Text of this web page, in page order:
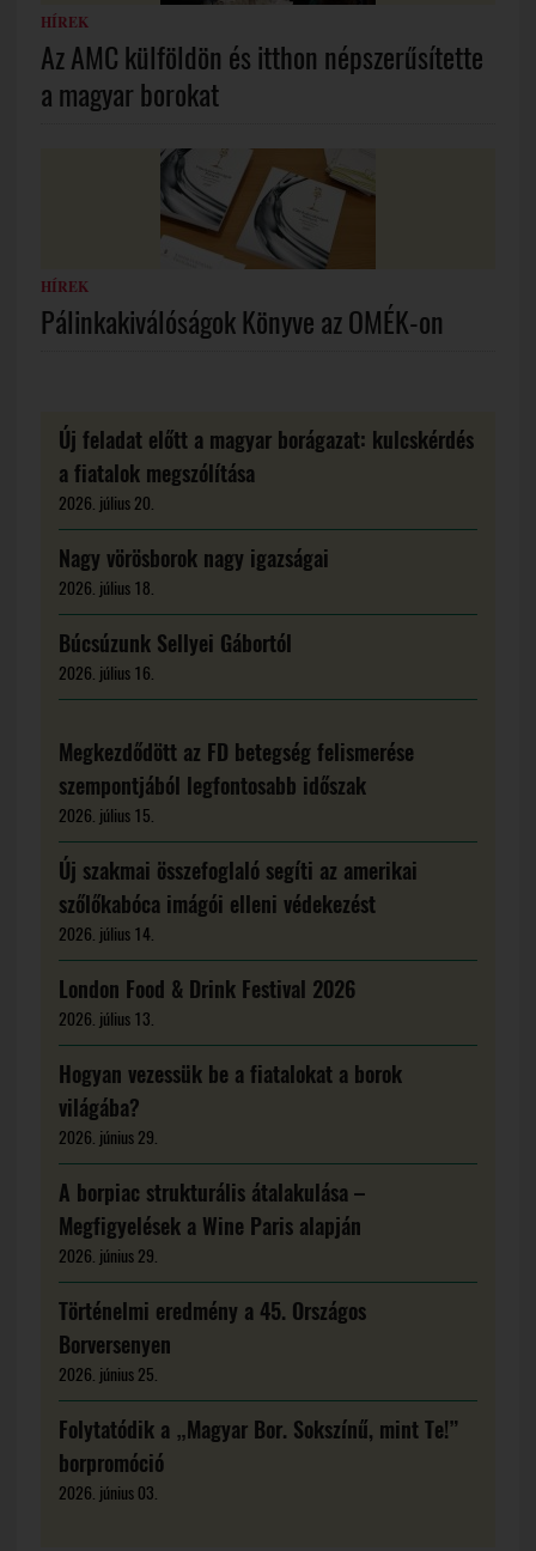
HÍREK
Az AMC külföldön és itthon népszerűsítette
a magyar borokat
HÍREK
Pálinkakiválóságok Könyve az OMÉK-on
Új feladat előtt a magyar borágazat: kulcskérdés
a fiatalok megszólítása
2026. július 20.
Nagy vörösborok nagy igazságai
2026. július 18.
Búcsúzunk Sellyei Gábortól
2026. július 16.
Megkezdődött az FD betegség felismerése
szempontjából legfontosabb időszak
2026. július 15.
Új szakmai összefoglaló segíti az amerikai
szőlőkabóca imágói elleni védekezést
2026. július 14.
London Food & Drink Festival 2026
2026. július 13.
Hogyan vezessük be a fiatalokat a borok
világába?
2026. június 29.
A borpiac strukturális átalakulása –
Megfigyelések a Wine Paris alapján
2026. június 29.
Történelmi eredmény a 45. Országos
Borversenyen
2026. június 25.
Folytatódik a „Magyar Bor. Sokszínű, mint Te!”
borpromóció
2026. június 03.